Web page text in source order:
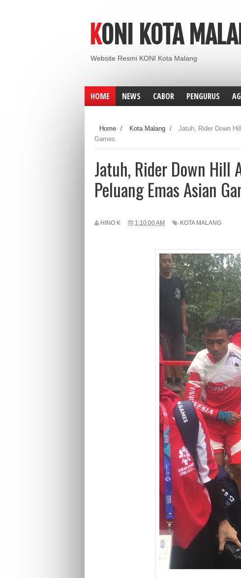
KONI KOTA
Website Resmi KONI Kota Malang
HOME NEWS CABOR PENGURUS
Home / Kota Malang /
Jatuh, Rider Down
Games
Jatuh, Rider Down Hill
Peluang Emas Asian
HINO K 1:10:00 AM KOTA MALANG